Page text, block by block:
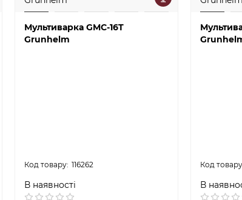
Мультиварка GMC-16T
Grunhelm
116262
В наявності В